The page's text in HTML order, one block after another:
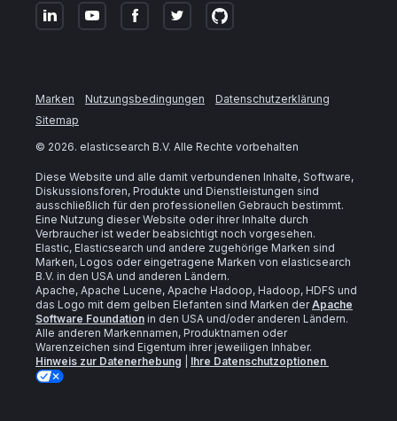
Marken Nutzungsbedingungen
Datenschutzerklärung
Sitemap
© 2026. elasticsearch B.V. Alle Rechte vorbehalten
Diese Website und alle damit verbundenen Inhalte, Software,
Diskussionsforen, Produkte und Dienstleistungen sind
ausschließlich für den professionellen Gebrauch bestimmt.
Eine Nutzung dieser Website oder ihrer Inhalte durch
Verbraucher ist weder beabsichtigt noch vorgesehen.
Elastic, Elasticsearch und andere zugehörige Marken sind
Marken, Logos oder eingetragene Marken von elasticsearch
B.V. in den USA und anderen Ländern.
Apache, Apache Lucene, Apache Hadoop, Hadoop, HDFS und
das Logo mit dem gelben Elefanten sind Marken derApache
Software Foundation in den USA und/oder anderen Ländern.
Alle anderen Markennamen, Produktnamen oder
Warenzeichen sind Eigentum ihrer jeweiligen Inhaber.
Hinweis zur Datenerhebung
Ihre Datenschutzoptionen